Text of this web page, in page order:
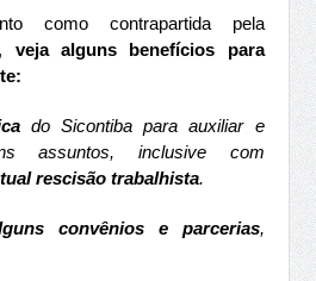
como contrapartida pela
veja alguns benefícios para
do Sicontiba para auxiliar e
assuntos, inclusive com
rescisão trabalhista.
convênios e parcerias,